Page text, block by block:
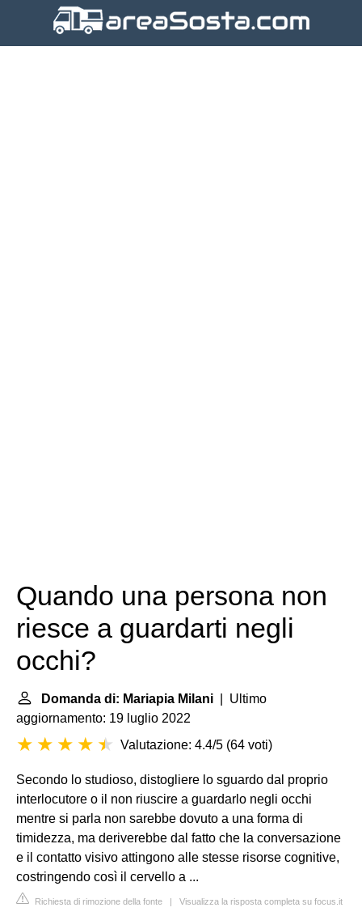
Quando una persona non
riesce a guardarti negli
occhi?
Domanda di: Mariapia Milani | Ultimo
aggiornamento: 19 luglio 2022
Valutazione: 4.4/5 (64 voti)
Secondo lo studioso, distogliere lo sguardo dal proprio
interlocutore o il non riuscire a guardarlo negli occhi
mentre si parla non sarebbe dovuto a una forma di
timidezza, ma deriverebbe dal fatto che la conversazione
e il contatto visivo attingono alle stesse risorse cognitive,
costringendo così il cervello a ...
Richiesta di rimozione della fonte | Visualizza la risposta completa su focus.it